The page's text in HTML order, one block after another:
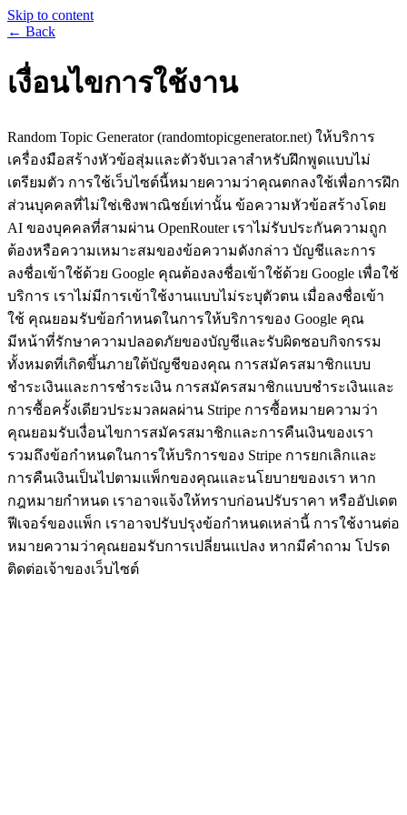
Skip to content
← Back
เงื่อนไขการใช้งาน
Random Topic Generator (randomtopicgenerator.net) ให้บริการ
เครื่องมือสร้างหัวข้อสุ่มและตัวจับเวลาสำหรับฝึกพูดแบบไม่
เตรียมตัว การใช้เว็บไซต์นี้หมายความว่าคุณตกลงใช้เพื่อการฝึก
ส่วนบุคคลที่ไม่ใช่เชิงพาณิชย์เท่านั้น ข้อความหัวข้อสร้างโดย
AI ของบุคคลที่สามผ่าน OpenRouter เราไม่รับประกันความถูก
ต้องหรือความเหมาะสมของข้อความดังกล่าว บัญชีและการ
ลงชื่อเข้าใช้ด้วย Google คุณต้องลงชื่อเข้าใช้ด้วย Google เพื่อใช้
บริการ เราไม่มีการเข้าใช้งานแบบไม่ระบุตัวตน เมื่อลงชื่อเข้า
ใช้ คุณยอมรับข้อกำหนดในการให้บริการของ Google คุณ
มีหน้าที่รักษาความปลอดภัยของบัญชีและรับผิดชอบกิจกรรม
ทั้งหมดที่เกิดขึ้นภายใต้บัญชีของคุณ การสมัครสมาชิกแบบ
ชำระเงินและการชำระเงิน การสมัครสมาชิกแบบชำระเงินและ
การซื้อครั้งเดียวประมวลผลผ่าน Stripe การซื้อหมายความว่า
คุณยอมรับเงื่อนไขการสมัครสมาชิกและการคืนเงินของเรา
รวมถึงข้อกำหนดในการให้บริการของ Stripe การยกเลิกและ
การคืนเงินเป็นไปตามแพ็กของคุณและนโยบายของเรา หาก
กฎหมายกำหนด เราอาจแจ้งให้ทราบก่อนปรับราคา หรืออัปเดต
ฟีเจอร์ของแพ็ก เราอาจปรับปรุงข้อกำหนดเหล่านี้ การใช้งานต่อ
หมายความว่าคุณยอมรับการเปลี่ยนแปลง หากมีคำถาม โปรด
ติดต่อเจ้าของเว็บไซต์